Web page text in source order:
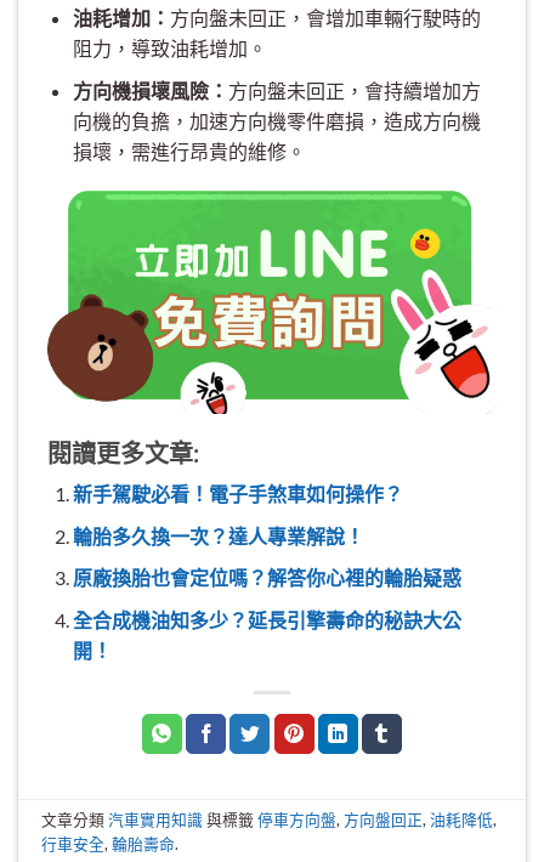
油耗增加： 方向盤未回正，會增加車輛行駛時的
阻力，導致油耗增加。
方向機損壞風險： 方向盤未回正，會持續增加方
向機的負擔，加速方向機零件磨損，造成方向機
損壞，需進行昂貴的維修。
閱讀更多文章:
新手駕駛必看！電子手煞車如何操作？
輪胎多久換一次？達人專業解說！
原廠換胎也會定位嗎？解答你心裡的輪胎疑惑
全合成機油知多少？延長引擎壽命的秘訣大公
開！
文章分類汽車實用知識與標籤停車方向盤,方向盤回正,油耗降低,
行車安全,輪胎壽命.